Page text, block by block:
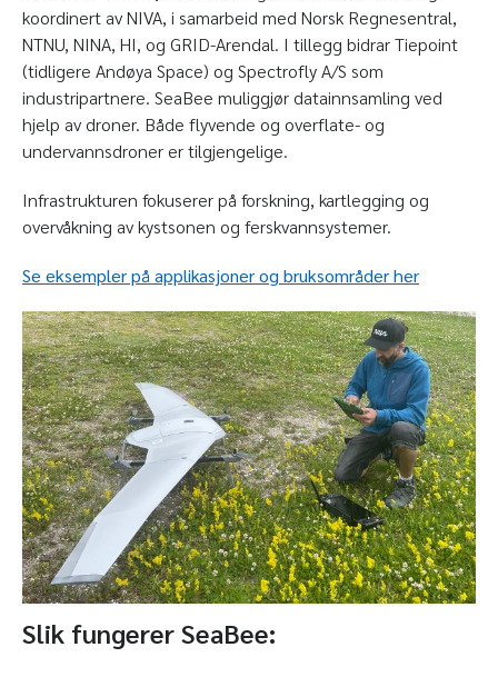
koordinert av NIVA, i samarbeid med Norsk Regnesentral,
NTNU, NINA, HI, og GRID-Arendal. I tillegg bidrar Tiepoint
(tidligere Andøya Space) og Spectrofly A/S som
industripartnere. SeaBee muliggjør datainnsamling ved
hjelp av droner. Både flyvende og overflate- og
undervannsdroner er tilgjengelige.
Infrastrukturen fokuserer på forskning, kartlegging og
overvåkning av kystsonen og ferskvannsystemer.
Se eksempler på applikasjoner og bruksområder her
Slik fungerer SeaBee: